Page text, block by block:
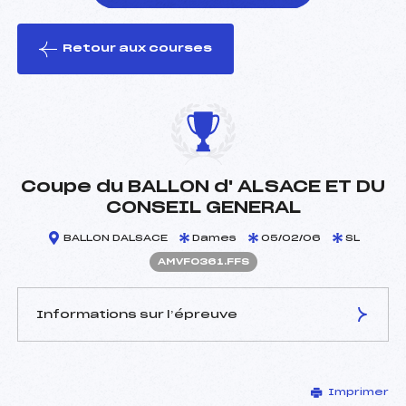
le ski
Retour aux courses
Coupe du BALLON d' ALSACE ET DU
CONSEIL GENERAL
BALLON DALSACE Dames 05/02/06 SL
AMVF0361.FFS
Informations sur l’épreuve
LUTTENAUER PIERRE (MV)
Imprimer